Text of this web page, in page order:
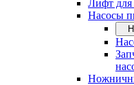
Лифт для
Насосы